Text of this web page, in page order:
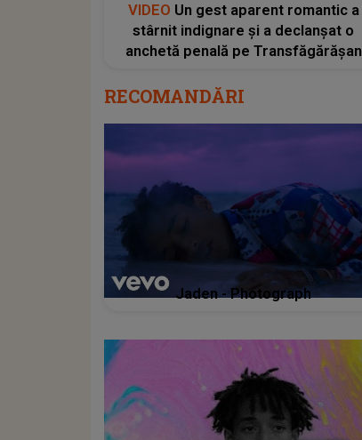
VIDEO Un gest aparent romantic a
stârnit indignare și a declanșat o
anchetă penală pe Transfăgărășan
RECOMANDĂRI
Jaden - Photograph